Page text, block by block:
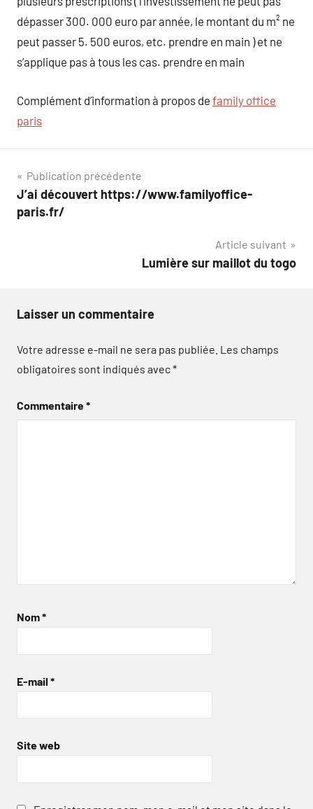
dépasser 300. 000 euro par année, le montant du m² ne
peut passer 5. 500 euros, etc. prendre en main ) et ne
s’applique pas à tous les cas. prendre en main
Complément d’information à propos de family office
paris
Navigation
de
Publication précédente
J’ai découvert https://www.familyoffice-
paris.fr/
Article suivant
Lumière sur maillot du togo
Laisser un commentaire
Votre adresse e-mail ne sera pas publiée. Les champs
obligatoires sont indiqués avec*
Commentaire*
Nom*
E-mail *
Site web